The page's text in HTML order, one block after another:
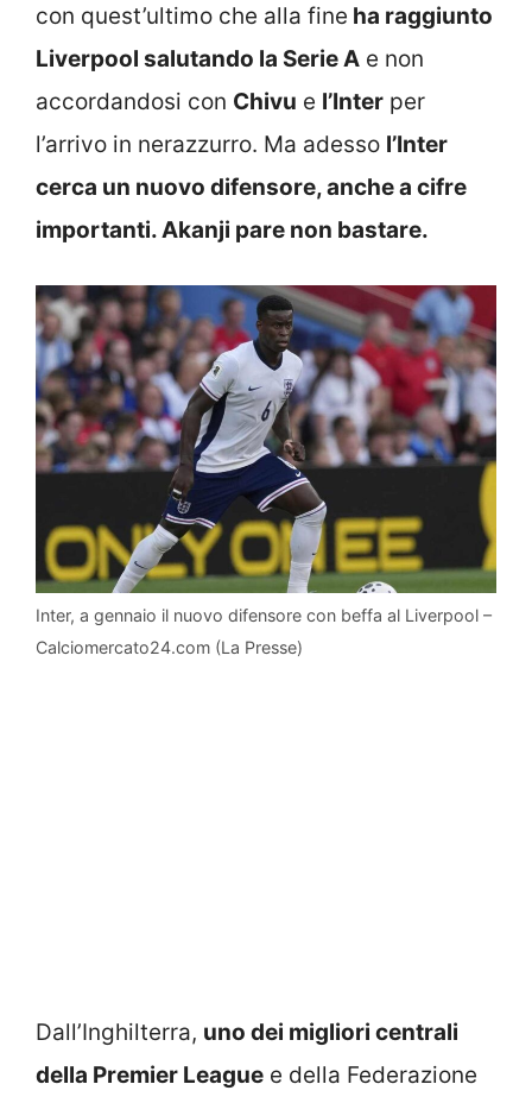
con quest’ultimo che alla fine ha raggiunto
Liverpool salutando la Serie A e non
accordandosi con Chivu e l’Inter per
l’arrivo in nerazzurro. Ma adesso l’Inter
cerca un nuovo difensore, anche a cifre
importanti. Akanji pare non bastare.
Inter, a gennaio il nuovo difensore con beffa al Liverpool –
Calciomercato24.com (La Presse)
Dall’Inghilterra, uno dei migliori centrali
della Premier League e della Federazione